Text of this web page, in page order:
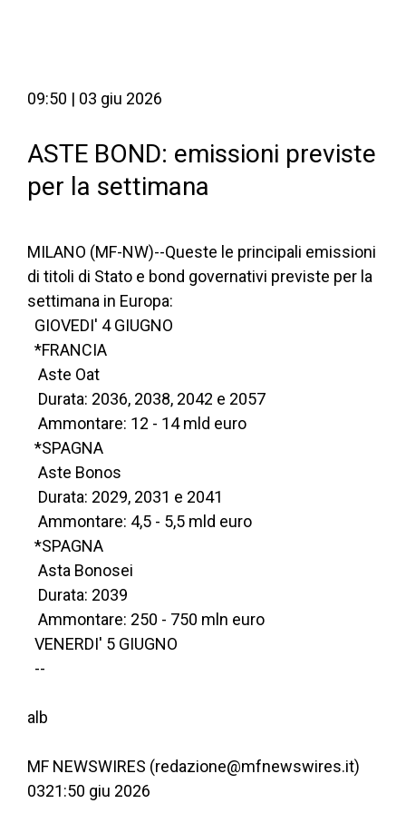
09:50 | 03 giu 2026
ASTE BOND: emissioni previste
per la settimana
MILANO (MF-NW)--Queste le principali emissioni
di titoli di Stato e bond governativi previste per la
settimana in Europa:
  GIOVEDI' 4 GIUGNO
  *FRANCIA
   Aste Oat
   Durata: 2036, 2038, 2042 e 2057
   Ammontare: 12 - 14 mld euro
  *SPAGNA
   Aste Bonos
   Durata: 2029, 2031 e 2041
   Ammontare: 4,5 - 5,5 mld euro
  *SPAGNA
   Asta Bonosei
   Durata: 2039
   Ammontare: 250 - 750 mln euro
  VENERDI' 5 GIUGNO
  --
alb
MF NEWSWIRES (redazione@mfnewswires.it)
0321:50 giu 2026